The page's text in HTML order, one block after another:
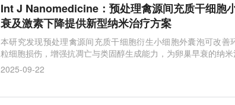
Int J Nanomedicine：预处理禽源间充质干细胞
衰及激素下降提供新型纳米治疗方案
本研究发现预处理禽源间充质干细胞衍生小细胞外囊泡可改善
粒细胞损伤，增强抗凋亡与类固醇生成能力，为卵巢早衰的纳米
2025-09-22